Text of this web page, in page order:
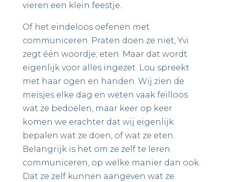
vieren een klein feestje.
Of het eindeloos oefenen met
communiceren. Praten doen ze niet, Yvi
zegt één woordje; eten. Maar dat wordt
eigenlijk voor alles ingezet. Lou spreekt
met haar ogen en handen. Wij zien de
meisjes elke dag en weten vaak feilloos
wat ze bedoelen, maar keer op keer
komen we erachter dat wij eigenlijk
bepalen wat ze doen, of wat ze eten.
Belangrijk is het om ze zelf te leren
communiceren, op welke manier dan ook.
Dat ze zelf kunnen aangeven wat ze